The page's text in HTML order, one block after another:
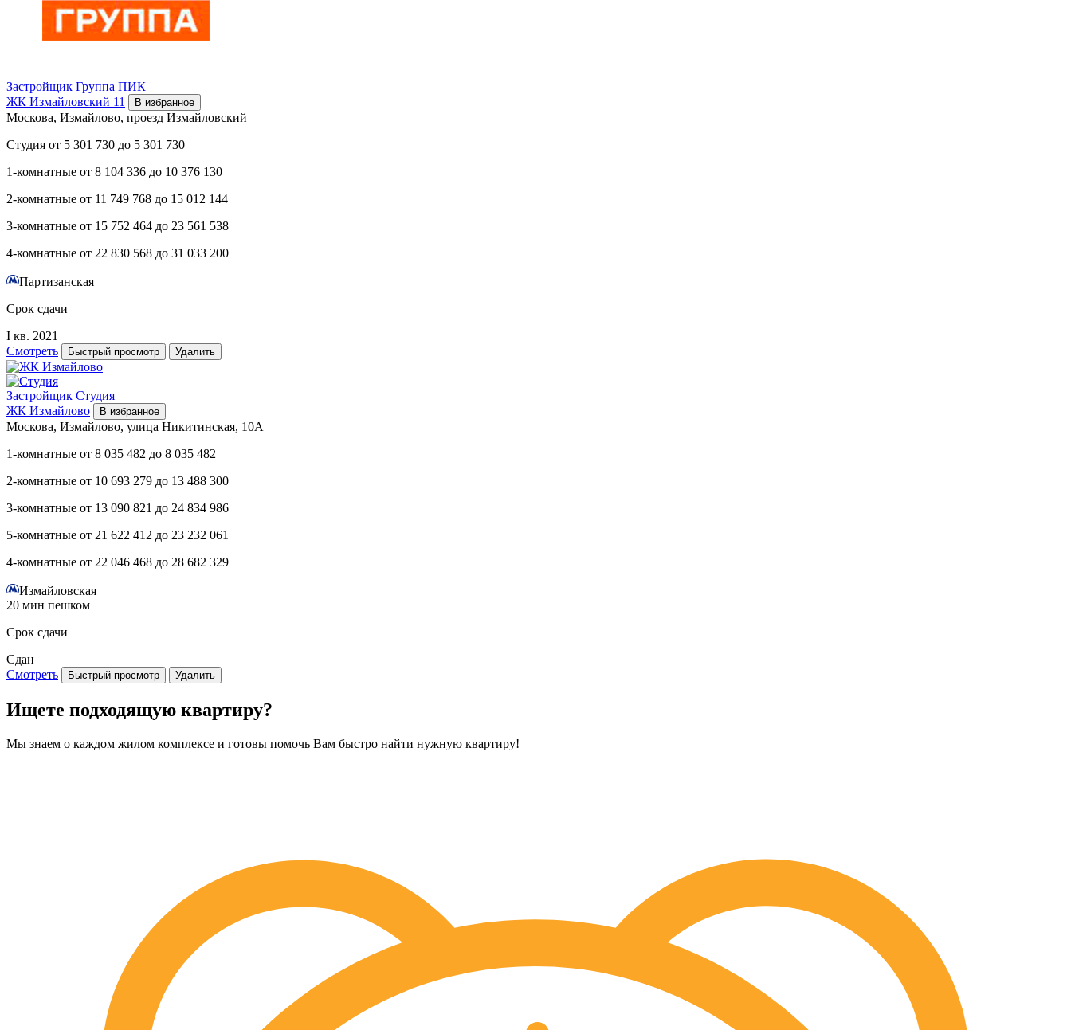
Застройщик Группа ПИК
ЖК Измайловский 11
В избранное
Москова, Измайлово, проезд Измайловский
Студия от 5 301 730 до 5 301 730
1-комнатные от 8 104 336 до 10 376 130
2-комнатные от 11 749 768 до 15 012 144
3-комнатные от 15 752 464 до 23 561 538
4-комнатные от 22 830 568 до 31 033 200
Партизанская
Срок сдачи
I кв. 2021
Смотреть
Быстрый просмотр Удалить
Застройщик Студия
ЖК Измайлово
В избранное
Москова, Измайлово, улица Никитинская, 10А
1-комнатные от 8 035 482 до 8 035 482
2-комнатные от 10 693 279 до 13 488 300
3-комнатные от 13 090 821 до 24 834 986
5-комнатные от 21 622 412 до 23 232 061
4-комнатные от 22 046 468 до 28 682 329
Измайловская
20 мин пешком
Срок сдачи
Сдан
Смотреть
Быстрый просмотр Удалить
Ищете подходящую квартиру?
Мы знаем о каждом жилом комплексе и готовы помочь Вам быстро найти нужную квартиру!